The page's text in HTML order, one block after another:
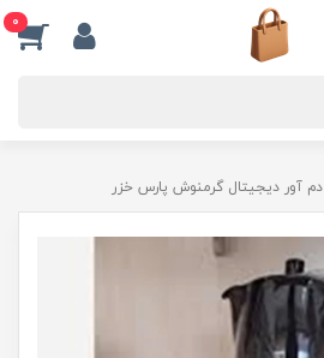
0
دم آور دیجیتال گرمنوش پارس خزر